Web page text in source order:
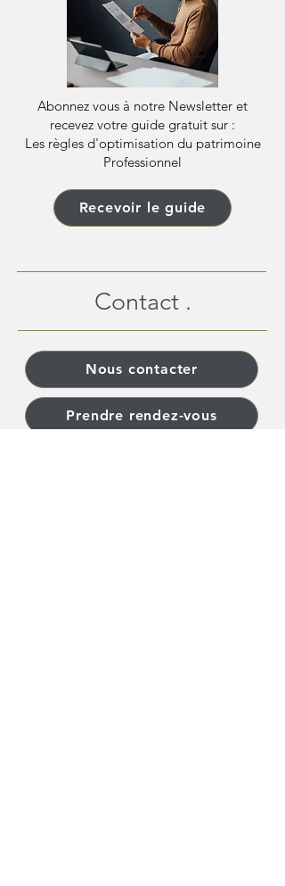
Abonnez vous à notre Newsletter et
recevez votre guide gratuit sur :
Les règles d'optimisation du patrimoine
Professionnel
Recevoir le guide
Contact .
Nous contacter
Prendre rendez-vous